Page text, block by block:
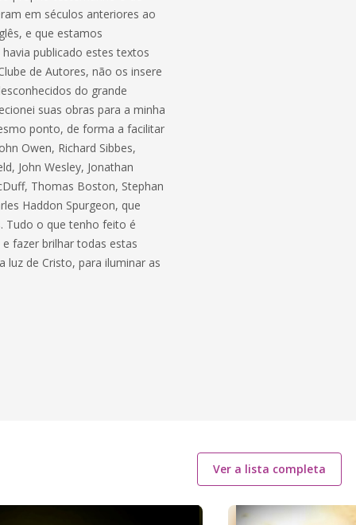
em séculos anteriores ao
e que estamos
publicado estes textos
de Autores, não os insere
do grande
suas obras para a minha
ponto, de forma a facilitar
Owen, Richard Sibbes,
John Wesley, Jonathan
Thomas Boston, Stephan
Haddon Spurgeon, que
Tudo o que tenho feito é
fazer brilhar todas estas
luz de Cristo, para iluminar as
Ver a lista completa